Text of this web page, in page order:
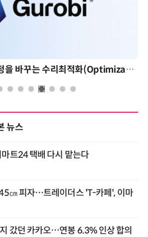
AI 시대의 의사결정을 바꾸는 수리최적화(Optimization): 실제 산업 적용 사례와 활용 전략
뉴스
트24 택배 다시 맡는다
㎝ 피자…트레이더스 'T-카페', 이마
갔던 카카오…연봉 6.3% 인상 합의